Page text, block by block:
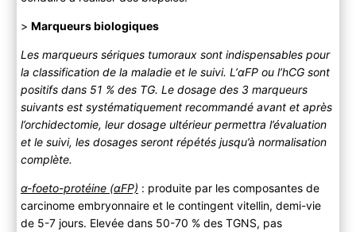
> Marqueurs biologiques
Les marqueurs sériques tumoraux sont indispensables pour
la classification de la maladie et le suivi. L’αFP ou l’hCG sont
positifs dans 51 % des TG. Le dosage des 3 marqueurs
suivants est systématiquement recommandé avant et après
l’orchidectomie, leur dosage ultérieur permettra l’évaluation
et le suivi, les dosages seront répétés jusqu’à normalisation
complète.
α-foeto-protéine (αFP) : produite par les composantes de
carcinome embryonnaire et le contingent vitellin, demi-vie
de 5-7 jours. Elevée dans 50-70 % des TGNS, pas